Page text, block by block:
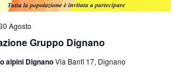
Gruppo Dignano
Agosto
alpini DignanoVia Banfi 17, Dignano